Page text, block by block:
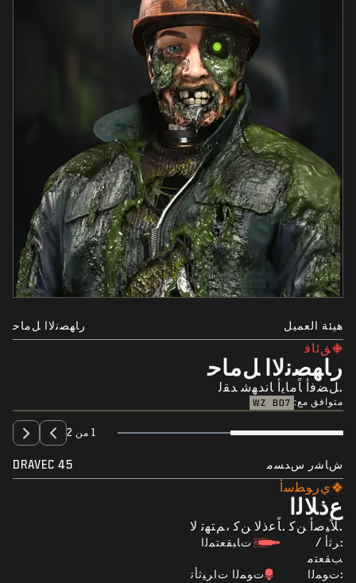
هيئة العميل ﺭﺎﻬﺼﻧﻻﺍ ﻞﻣﺎﺣ
ﻖﺋﺎﻓ
ﺭﺎﻬﺼﻧﻻﺍ ﻞﻣﺎﺣ
.ﻞﻀﻓﺃ ﺎًﻣﺎﻳﺃ ﺎﻧﺪﻬﺷ ﺪﻘﻟ
متوافق مع: BO7
WZ
1 من 2
ﺵﺎﺷﺭ ﺱﺪﺴﻣ DRAVEC 45
ﻱﺭﻮﻄﺳﺃ
ﻉﺫﻼﻟﺍ
.ﻼًﻴﺻﺃ ﻦﻛ .ﺎًﻋﺫﻻ ﻦﻛ ،ﻢﺘﻬﺗ ﻻ
:ﺮﺛﺃ /
ﺐﻘﻌﺘﻣ
ﺕﺎﺒﻘﻌﺘﻤﻟﺍ
:ﺕﻮﻤﻟﺍ
ﺕﻮﻤﻟﺍ ﺕﺍﺮﻴﺛﺄﺗ